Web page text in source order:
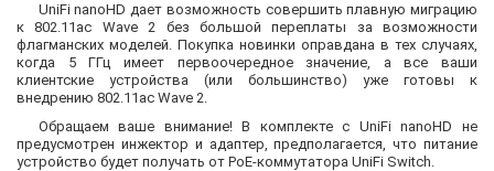
UniFi nanoHD дает возможность совершить плавную миграцию
к 802.11ac Wave 2 без большой переплаты за возможности
флагманских моделей. Покупка новинки оправдана в тех случаях,
когда 5 ГГц имеет первоочередное значение, а все ваши
клиентские устройства (или большинство) уже готовы к
внедрению 802.11ac Wave 2.
Обращаем ваше внимание! В комплекте с UniFi nanoHD не
предусмотрен инжектор и адаптер, предполагается, что питание
устройство будет получать от PoE-коммутатора UniFi Switch.